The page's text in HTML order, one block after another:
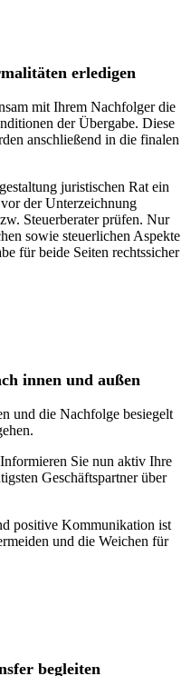
erledigen
mit Ihrem Nachfolger die
der Übergabe. Diese
anschließend in die finalen
juristischen Rat ein
der Unterzeichnung
Steuerberater prüfen. Nur
sowie steuerlichen Aspekte
für beide Seiten rechtssicher
innen und außen
und die Nachfolge besiegelt
Informieren Sie nun aktiv Ihre
Geschäftspartner über
positive Kommunikation ist
und die Weichen für
begleiten